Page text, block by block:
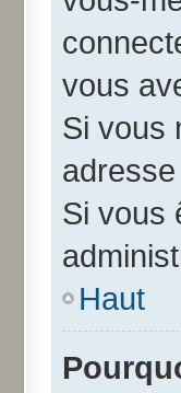
vous
Si vous
Si vous
Haut